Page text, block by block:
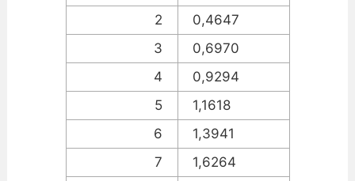
2
0,4647
3
0,6970
4
0,9294
5
1,1618
6
1,3941
7
1,6264